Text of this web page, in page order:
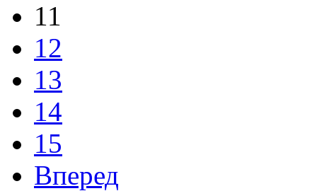
11
12
13
14
15
Вперед